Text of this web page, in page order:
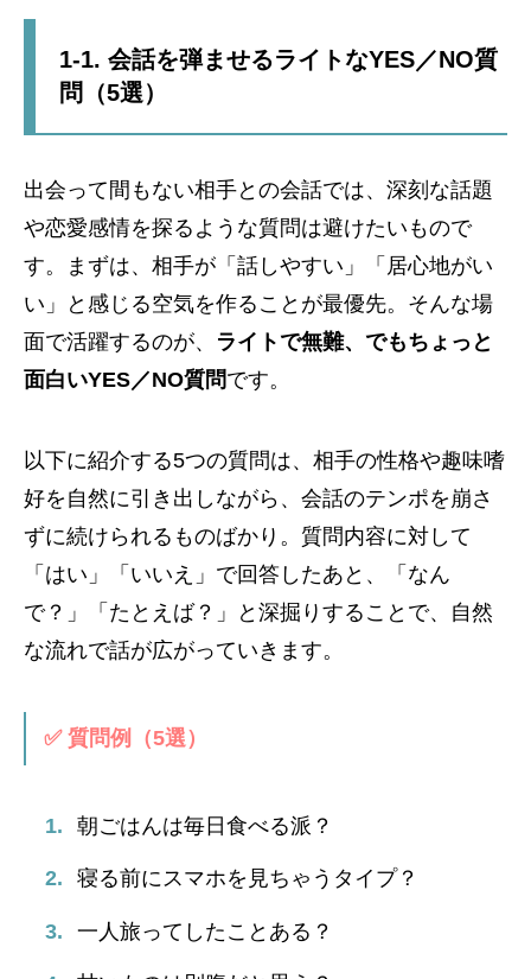
1-1. 会話を弾ませるライトなYES／NO質
問（5選）
出会って間もない相手との会話では、深刻な話題
や恋愛感情を探るような質問は避けたいもので
す。まずは、相手が「話しやすい」「居心地がい
い」と感じる空気を作ることが最優先。そんな場
面で活躍するのが、 ライトで無難、でもちょっと
面白いYES／NO質問です。
以下に紹介する5つの質問は、相手の性格や趣味嗜
好を自然に引き出しながら、会話のテンポを崩さ
ずに続けられるものばかり。質問内容に対して
「はい」「いいえ」で回答したあと、「なん
で？」「たとえば？」と深掘りすることで、自然
な流れで話が広がっていきます。
✅ 質問例（5選）
朝ごはんは毎日食べる派？
寝る前にスマホを見ちゃうタイプ？
一人旅ってしたことある？